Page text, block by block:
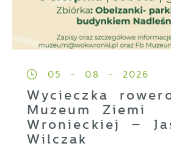
05 - 08 - 2026
Wycieczka
Muzeum Ziemi
Wronieckiej –
Wilczak